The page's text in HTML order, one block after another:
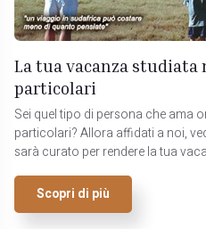
La tua vacanza
particolari
Sei quel tipo di persona che ama
particolari? Allora affidati a noi,
sarà curato per rendere la tua
Scopri di più